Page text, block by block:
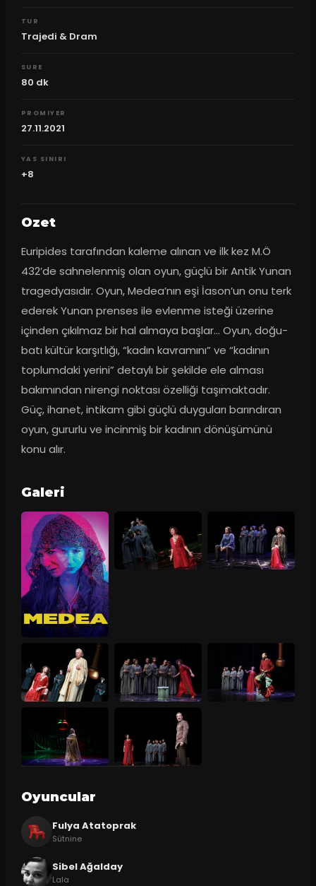
TUR
Trajedi & Dram
SURE
80 dk
PROMIYER
27.11.2021
YAS SINIRI
+8
Ozet
Euripides tarafından kaleme alınan ve ilk kez M.Ö
432’de sahnelenmiş olan oyun, güçlü bir Antik Yunan
tragedyasıdır. Oyun, Medea’nın eşi İason’un onu terk
ederek Yunan prenses ile evlenme isteği üzerine
içinden çıkılmaz bir hal almaya başlar... Oyun, doğu-
batı kültür karşıtlığı, “kadın kavramını” ve “kadının
toplumdaki yerini” detaylı bir şekilde ele alması
bakımından nirengi noktası özelliği taşımaktadır.
Güç, ihanet, intikam gibi güçlü duyguları barındıran
oyun, gururlu ve incinmiş bir kadının dönüşümünü
konu alır.
Galeri
Oyuncular
Fulya Atatoprak
Sütnine
Sibel Ağalday
Lala